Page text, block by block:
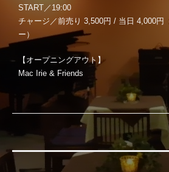
START／19:00
チャージ／前売り 3,500円 / 当日 4,000円
ー）
【オープニングアウト】
Mac Irie & Friends